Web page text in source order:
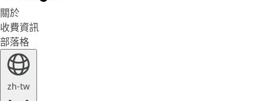
關於
收費資訊
部落格
zh-tw